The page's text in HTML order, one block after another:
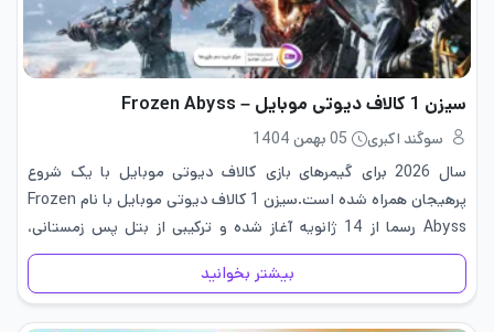
سیزن 1 کالاف دیوتی موبایل – Frozen Abyss
سوگند اکبری
05 بهمن 1404
سال 2026 برای گیمرهای بازی کالاف دیوتی موبایل با یک شروع
پرهیجان همراه شده است.سیزن 1 کالاف دیوتی موبایل با نام Frozen
Abyss رسما از 14 ژانویه آغاز شده و ترکیبی از بتل پس زمستانی،
رویدادهای بزرگ، سلاح جدید و…
بیشتر بخوانید